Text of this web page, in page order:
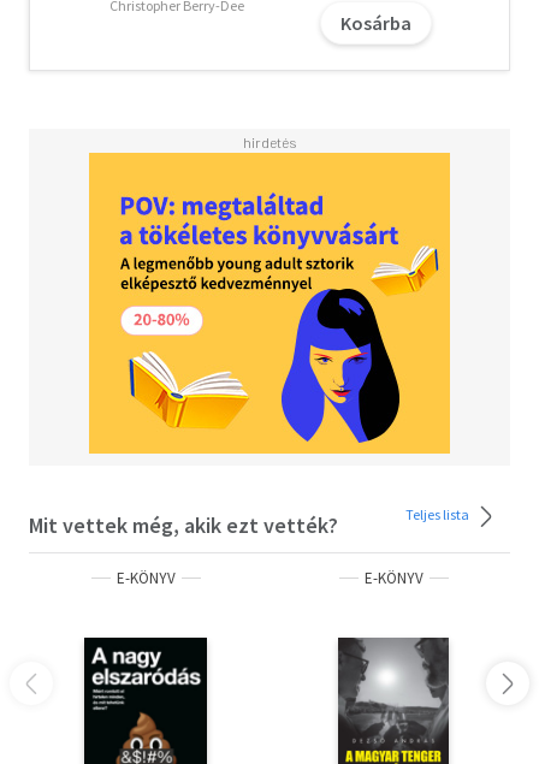
nem volt merszük közelíteni igazi vágyaik és életcéljuk
felé. Írása személyes történelem, vezetői krédó és
szakmai sikerek olyan vezetőikonná formálták, aki
a Bridge Budapest ügyvezetője.„Vannak emberek, akiket
így mutatunk be: ő X.Y. - és őszintén hozzáfűzzük, hogy
"élete egy nyitott könyv". GazsiZoli biztosan közéjük
tartozik. Sőt, immár ez úgy is igaz, hogy az élete egy
kinyitható könyv. Úgy ismerem, mint aki nem titkolja a
véleményét, de nem is hivalkodik vele. Csak úgy ott hagyja,
mindenki azt tesz vele, amit akar.” - Iglódi Csaba, vezetői
tanácsadó.„ E könyv "Zolitelling" (vicces
történetmesélős) stílusban, ugyanakkor tudományosan is
helytálló, de mindeközben szívhez szóló őszinteséggel
idézi fel szerzője betegségét és mutatja be
formálta Zoli vezetői szemléletét a rákbetegség, aki
nemcsak a halálos kórral vívott küzdelmeit osztja meg az
olvasókkal, hanem az élet nehézségeivel való
szembenézés fontosságát is hangsúlyozza. Hitvallása
igazán komoly fejlődésre - mind személyes, mind üzleti
szinten.” - Thuróczy Bertalan, orvosbiológiai mérnök, író,
atléta.
A letöltéssel kapcsolatos kérdésekre
itttalálhat választ.
Christopher Berry-Dee
Kosárba
Mit vettek még, akik ezt vették? Teljes lista
E-KÖNYV E-KÖNYV